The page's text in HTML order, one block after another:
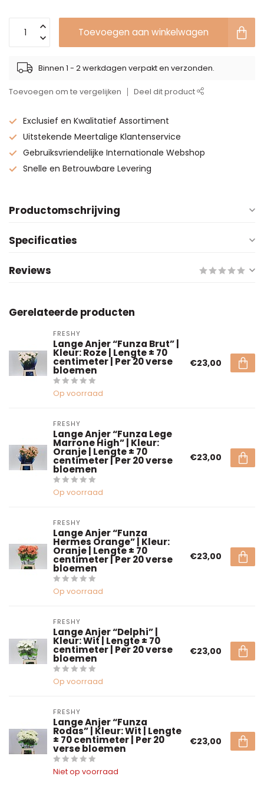
Toevoegen aan winkelwagen
Binnen 1 - 2 werkdagen verpakt en verzonden.
Toevoegen om te vergelijken Deel dit product
Exclusief en Kwalitatief Assortiment
Uitstekende Meertalige Klantenservice
Gebruiksvriendelijke Internationale Webshop
Snelle en Betrouwbare Levering
Productomschrijving
Specificaties
Reviews
Gerelateerde producten
FRESHY
Lange Anjer “Funza Brut” |
Kleur: Roze | Lengte ± 70
centimeter | Per 20 verse
bloemen
Op voorraad
€23,00
FRESHY
Lange Anjer “Funza Lege
Marrone High” | Kleur:
Oranje | Lengte ± 70
centimeter | Per 20 verse
bloemen
Op voorraad
€23,00
FRESHY
Lange Anjer “Funza
Hermes Orange” | Kleur:
Oranje | Lengte ± 70
centimeter | Per 20 verse
bloemen
Op voorraad
€23,00
FRESHY
Lange Anjer “Delphi” |
Kleur: Wit | Lengte ± 70
centimeter | Per 20 verse
bloemen
Op voorraad
€23,00
FRESHY
Lange Anjer “Funza
Rodas” | Kleur: Wit | Lengte
± 70 centimeter | Per 20
verse bloemen
Niet op voorraad
€23,00